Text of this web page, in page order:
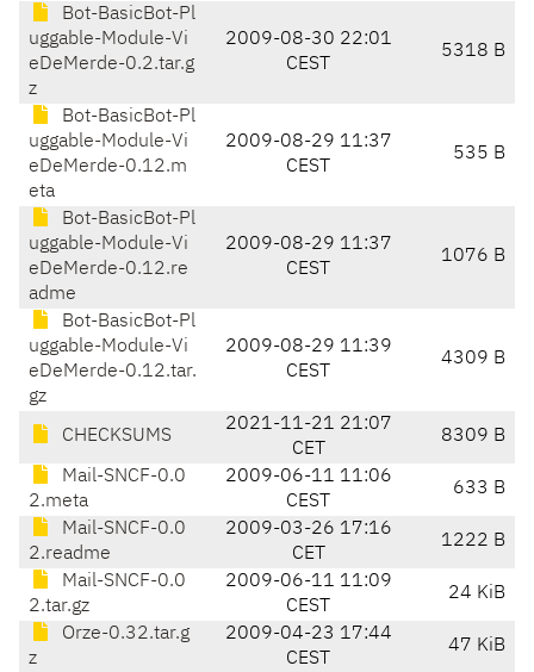
Bot-BasicBot-Pl
uggable-Module-Vi
eDeMerde-0.2.tar.g
z
2009-08-30 22:01
CEST
5318 B
Bot-BasicBot-Pl
uggable-Module-Vi
eDeMerde-0.12.m
eta
2009-08-29 11:37
CEST
535 B
Bot-BasicBot-Pl
uggable-Module-Vi
eDeMerde-0.12.re
adme
2009-08-29 11:37
CEST
1076 B
Bot-BasicBot-Pl
uggable-Module-Vi
eDeMerde-0.12.tar.
gz
2009-08-29 11:39
CEST
4309 B
CHECKSUMS
2021-11-21 21:07
CET
8309 B
Mail-SNCF-0.0
2.meta
2009-06-11 11:06
CEST
633 B
Mail-SNCF-0.0
2.readme
2009-03-26 17:16
CET
1222 B
Mail-SNCF-0.0
2.tar.gz
2009-06-11 11:09
CEST
24 KiB
Orze-0.32.tar.g
z
2009-04-23 17:44
CEST
47 KiB